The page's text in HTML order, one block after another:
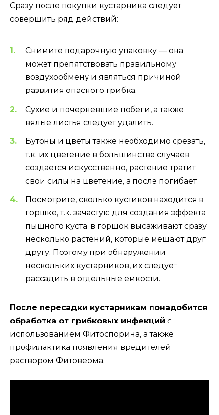
Сразу после покупки кустарника следует
совершить ряд действий:
Снимите подарочную упаковку — она
может препятствовать правильному
воздухообмену и являться причиной
развития опасного грибка.
Сухие и почерневшие побеги, а также
вялые листья следует удалить.
Бутоны и цветы также необходимо срезать,
т.к. их цветение в большинстве случаев
создается искусственно, растение тратит
свои силы на цветение, а после погибает.
Посмотрите, сколько кустиков находится в
горшке, т.к. зачастую для создания эффекта
пышного куста, в горшок высаживают сразу
несколько растений, которые мешают друг
другу. Поэтому при обнаружении
нескольких кустарников, их следует
рассадить в отдельные ёмкости.
После пересадки кустарникам понадобится
обработка от грибковых инфекций с
использованием Фитоспорина, а также
профилактика появления вредителей
раствором Фитоверма.